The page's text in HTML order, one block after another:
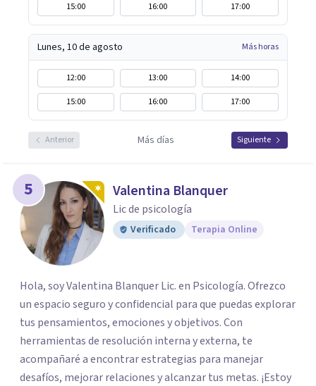
15:00
16:00 17:00
Lunes, 10 de agosto Más horas
12:00 13:00
14:00
15:00
16:00 17:00
Anterior Más días Siguiente
5 Valentina Blanquer
Lic de psicología
Verificado Terapia Online
Hola, soy Valentina Blanquer Lic. en Psicología. Ofrezco
un espacio seguro y confidencial para que puedas explorar
tus pensamientos, emociones y objetivos. Con
herramientas de resolución interna y externa, te
acompañaré a encontrar estrategias para manejar
desafíos, mejorar relaciones y alcanzar tus metas. ¡Estoy